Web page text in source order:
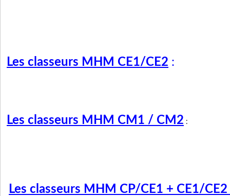
Les classeurs MHM CE1/CE2 :
Les classeurs MHM CM1 / CM2 :
Les classeurs MHM CP/CE1 + CE1/C